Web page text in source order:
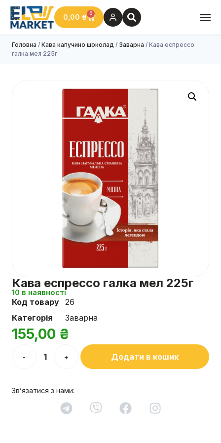
0,00 ₴ 0
Головна / Кава капучино шоколад / Заварна / Кава еспрессо
галка мел 225г
Кава еспрессо галка мел 225г
10 в наявності
Код товару 26
Категорія
Заварна
155,00 ₴
- + Додати в кошик
Зв’язатися з нами: